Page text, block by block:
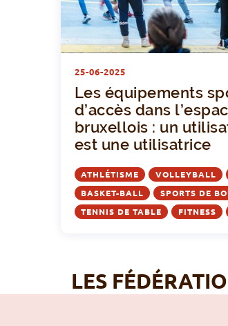
25-06-2025
Les équipements
d’accès dans
bruxellois : un
est une utilisatrice
ATHLÉTISME VOLLEYBALL
BASKET-BALL SPORTS DE
TENNIS DE TABLE FITNESS
LES